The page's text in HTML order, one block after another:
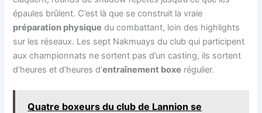
épaules brûlent. C’est là que se construit la vraie
préparation physique du combattant, loin des highlights
sur les réseaux. Les sept Nakmuays du club qui participent
aux championnats ne sortent pas d’un casting, ils sortent
d’heures et d’heures d’entraînement boxe régulier.
Quatre boxeurs du club de Lannion se